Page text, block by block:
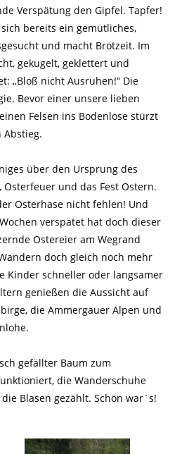
Verspätung den Gipfel. Tapfer!
bereits ein gemütliches,
und macht Brotzeit. Im
gekugelt, geklettert und
„Bloß nicht Ausruhen!“ Die
Bevor einer unsere lieben
Felsen ins Bodenlose stürzt
Abstieg.
über den Ursprung des
Osterfeuer und das Fest Ostern.
Osterhase nicht fehlen! Und
verspätet hat doch dieser
Ostereier am Wegrand
doch gleich noch mehr
Kinder schneller oder langsamer
genießen die Aussicht auf
die Ammergauer Alpen und
gefällter Baum zum
die Wanderschuhe
Blasen gezählt. Schön war`s!